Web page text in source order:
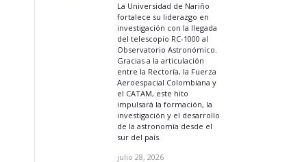
La Universidad de Nariño
fortalece su liderazgo en
investigación con la llegada
del telescopio RC-1000 al
Observatorio Astronómico.
Gracias a la articulación
entre la Rectoría, la Fuerza
Aeroespacial Colombiana y
el CATAM, este hito
impulsará la formación, la
investigación y el desarrollo
de la astronomía desde el
sur del país.
julio 28, 2026